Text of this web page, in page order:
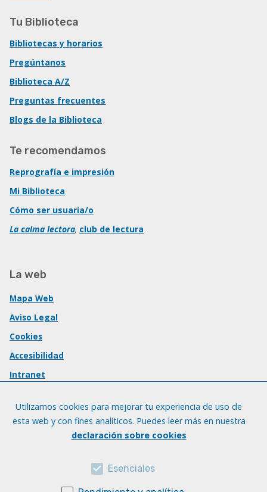
Tu Biblioteca
Bibliotecas y horarios
Pregúntanos
Biblioteca A/Z
Preguntas frecuentes
Blogs de la Biblioteca
Te recomendamos
Reprografía e impresión
Mi Biblioteca
Cómo ser usuaria/o
La calma lectora, club de lectura
La web
Mapa Web
Aviso Legal
Cookies
Accesibilidad
Intranet
Utilizamos cookies para mejorar tu experiencia de uso de
esta web y con fines analíticos. Puedes leer más en nuestra
declaración sobre cookies
Esenciales